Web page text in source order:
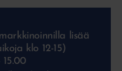
lisää
klo 12-15)
15.00